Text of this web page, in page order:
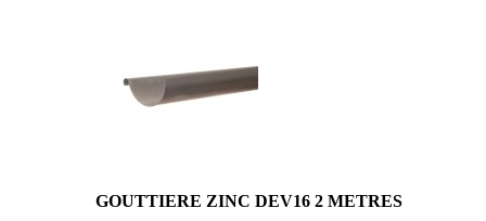
GOUTTIERE ZINC DEV16 2 METRES